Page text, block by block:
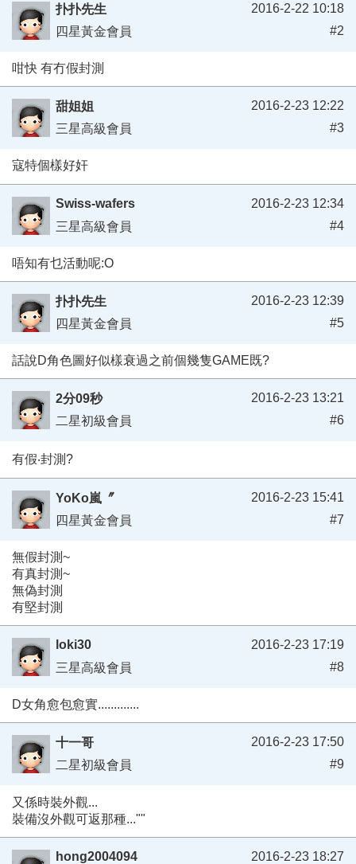
扑扑先生
四星黃金會員
2016-2-22 10:18
#2
咁快 有冇假封測
甜姐姐
三星高級會員
2016-2-23 12:22
#3
寇特個樣好奸
Swiss-wafers
三星高級會員
2016-2-23 12:34
#4
唔知有乜活動呢:O
扑扑先生
四星黃金會員
2016-2-23 12:39
#5
話說D角色圖好似樣衰過之前個幾隻GAME既?
2分09秒
二星初級會員
2016-2-23 13:21
#6
有假‧封測?
YoKo嵐〞
四星黃金會員
2016-2-23 15:41
#7
無假封測~
有真封測~
無偽封測
有堅封測
loki30
三星高級會員
2016-2-23 17:19
#8
D女角愈包愈實.............
十一哥
二星初級會員
2016-2-23 17:50
#9
又係時裝外觀...
裝備沒外觀可返那種...""
hong2004094
2016-2-23 18:27